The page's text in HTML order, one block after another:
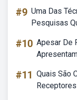
#9 Uma Das
Pesquisas
#10 Apesar De
#11 Quais São